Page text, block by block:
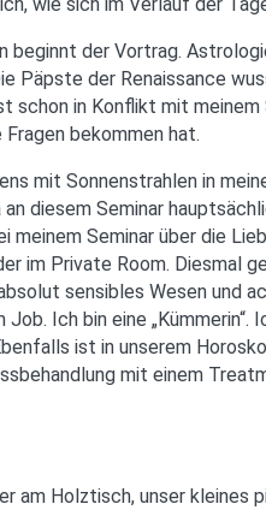
beginnt der Vortrag.
Päpste der Renaissance
in Konflikt mit
bekommen hat.
mit Sonnenstrahlen in
diesem Seminar
meinem Seminar über die
im Private Room. Diesmal
sensibles Wesen und
Ich bin eine
ist in unserem
mit einem
am Holztisch, unser kleines